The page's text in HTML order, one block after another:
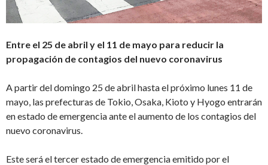
Entre el 25 de abril y el 11 de mayo para reducir la
propagación de contagios del nuevo coronavirus
A partir del domingo 25 de abril hasta el próximo lunes 11 de
mayo, las prefecturas de Tokio, Osaka, Kioto y Hyogo entrarán
en estado de emergencia ante el aumento de los contagios del
nuevo coronavirus.
Este será el tercer estado de emergencia emitido por el